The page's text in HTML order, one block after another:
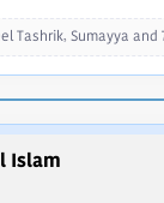
Tashrik, Sumayya and
Islam